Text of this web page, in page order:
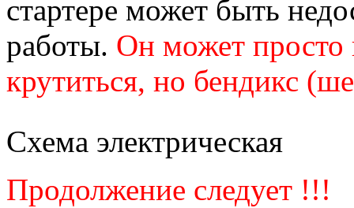
стартере может быть
работы. Он может просто
крутиться, но бендикс
Схема электрическая
Продолжение следует !!!